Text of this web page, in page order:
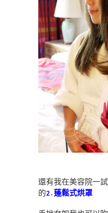
還有我在美容院一
的2.蓬鬆式烘罩